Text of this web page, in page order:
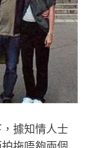
據知情人士